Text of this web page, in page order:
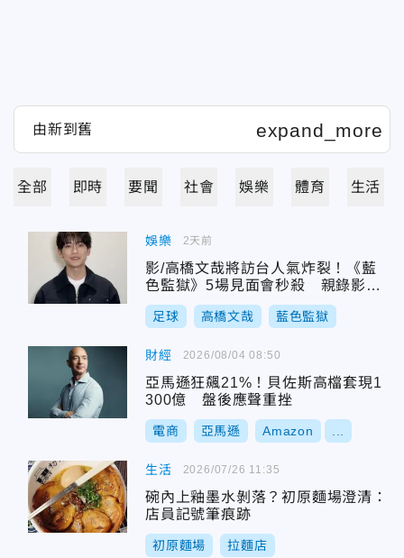
全部 即時 要聞 社會 娛樂 體育 生活
娛樂
影/高橋文哉將訪台人氣炸裂！《藍
色監獄》5場見面會秒殺 親錄影片
喊話台粉
足球 高橋文哉 藍色監獄
2天前
財經
亞馬遜狂飆21%！貝佐斯高檔套現1
300億 盤後應聲重挫
電商 亞馬遜 Amazon
2026/08/04 08:50
生活
碗內上釉墨水剝落？初原麵場澄清：
店員記號筆痕跡
初原麵場 拉麵店
2026/07/26 11:35